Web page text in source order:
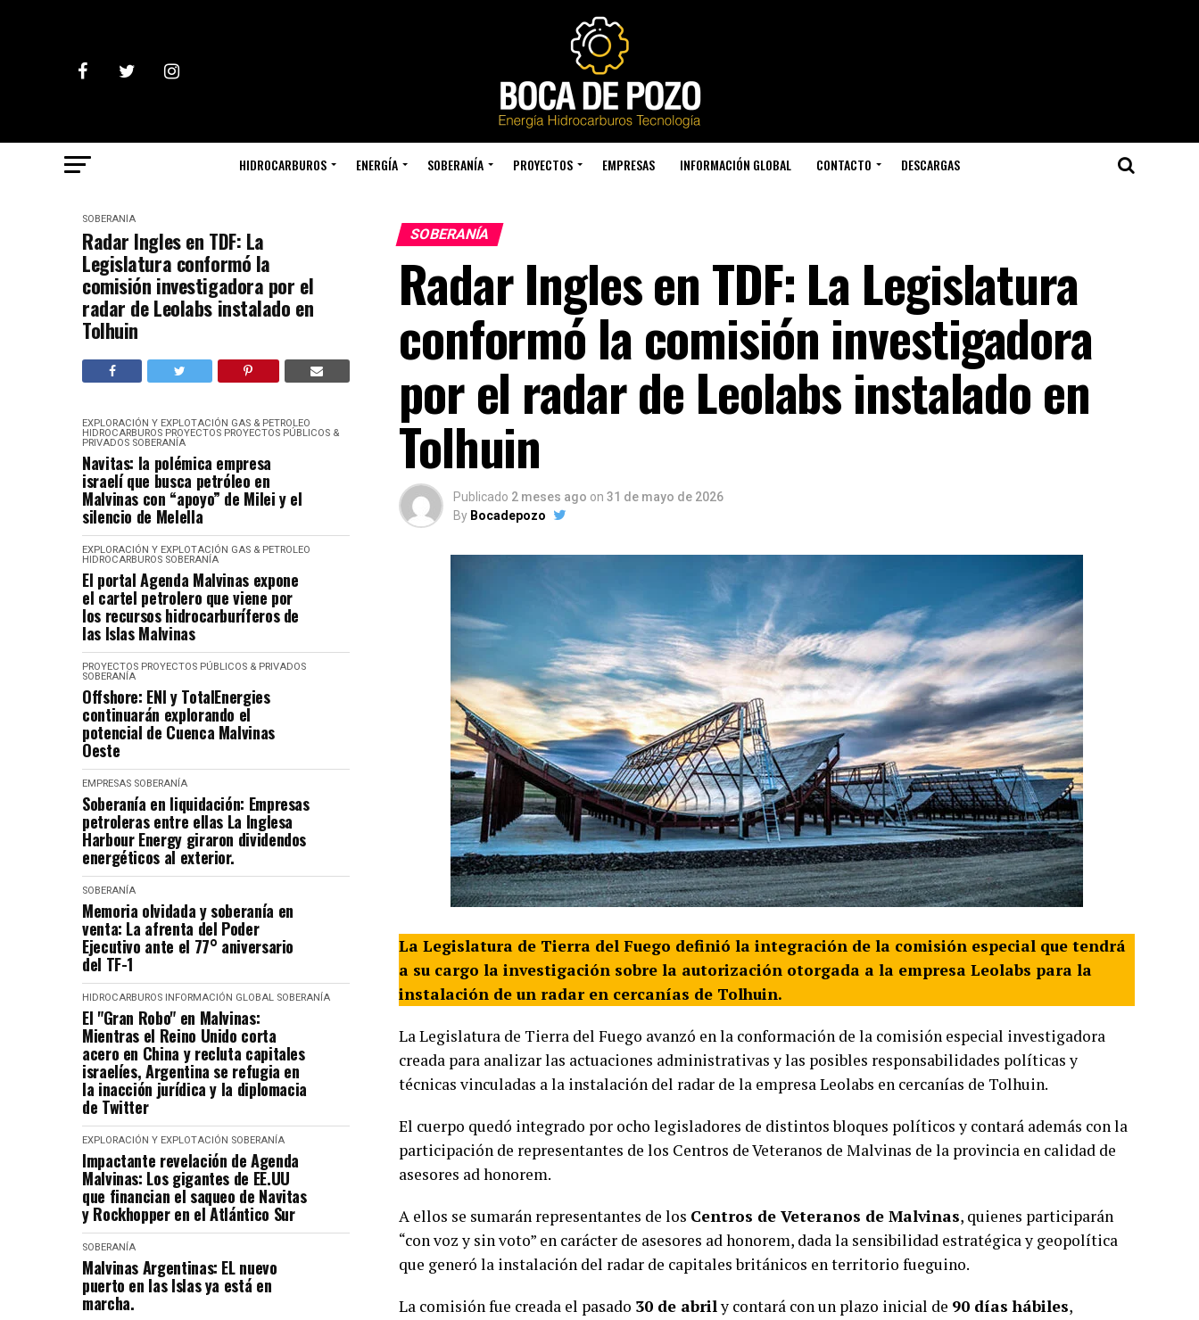
HIDROCARBUROS ENERGÍA SOBERANÍA PROYECTOS EMPRESAS INFORMACIÓN GLOBAL CONTACTO DESCARGAS
SOBERANÍA
Radar Ingles en TDF: La
Legislatura conformó la
comisión investigadora por el
radar de Leolabs instalado en
Tolhuin
EXPLORACIÓN Y EXPLOTACIÓN GAS & PETROLEO
HIDROCARBUROS PROYECTOS PROYECTOS PÚBLICOS &
PRIVADOS SOBERANÍA
Navitas: la polémica empresa
israelí que busca petróleo en
Malvinas con “apoyo” de Milei y el
silencio de Melella
EXPLORACIÓN Y EXPLOTACIÓN GAS & PETROLEO
HIDROCARBUROS SOBERANÍA
El portal Agenda Malvinas expone
el cartel petrolero que viene por
los recursos hidrocarburíferos de
las Islas Malvinas
PROYECTOS PROYECTOS PÚBLICOS & PRIVADOS
SOBERANÍA
Offshore: ENI y TotalEnergies
continuarán explorando el
potencial de Cuenca Malvinas
Oeste
EMPRESAS SOBERANÍA
Soberanía en liquidación: Empresas
petroleras entre ellas La Inglesa
Harbour Energy giraron dividendos
energéticos al exterior.
SOBERANÍA
Memoria olvidada y soberanía en
venta: La afrenta del Poder
Ejecutivo ante el 77° aniversario
del TF-1
HIDROCARBUROS INFORMACIÓN GLOBAL SOBERANÍA
El "Gran Robo" en Malvinas:
Mientras el Reino Unido corta
acero en China y recluta capitales
israelíes, Argentina se refugia en
la inacción jurídica y la diplomacia
de Twitter
EXPLORACIÓN Y EXPLOTACIÓN SOBERANÍA
Impactante revelación de Agenda
Malvinas: Los gigantes de EE.UU
que financian el saqueo de Navitas
y Rockhopper en el Atlántico Sur
SOBERANÍA
Malvinas Argentinas: EL nuevo
puerto en las Islas ya está en
marcha.
SOBERANÍA
Radar Ingles en TDF: La Legislatura
conformó la comisión investigadora
por el radar de Leolabs instalado en
Tolhuin
Publicado 2 meses ago on 31 de mayo de 2026
By Bocadepozo
La Legislatura de Tierra del Fuego definió la integración de la comisión especial que tendrá
a su cargo la investigación sobre la autorización otorgada a la empresa Leolabs para la
instalación de un radar en cercanías de Tolhuin.
La Legislatura de Tierra del Fuego avanzó en la conformación de la comisión especial investigadora
creada para analizar las actuaciones administrativas y las posibles responsabilidades políticas y
técnicas vinculadas a la instalación del radar de la empresa Leolabs en cercanías de Tolhuin.
El cuerpo quedó integrado por ocho legisladores de distintos bloques políticos y contará además con la
participación de representantes de los Centros de Veteranos de Malvinas de la provincia en calidad de
asesores ad honorem.
A ellos se sumarán representantes de los Centros de Veteranos de Malvinas, quienes participarán
“con voz y sin voto” en carácter de asesores ad honorem, dada la sensibilidad estratégica y geopolítica
que generó la instalación del radar de capitales británicos en territorio fueguino.
La comisión fue creada el pasado 30 de abrily contará con un plazo inicial de 90 días hábiles,